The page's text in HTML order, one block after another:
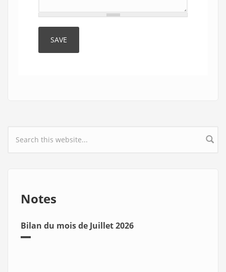
Search form
Notes
Bilan du mois de Juillet 2026